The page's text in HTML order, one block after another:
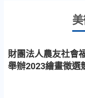
財團法人農友社會
舉辦2023繪畫徵選